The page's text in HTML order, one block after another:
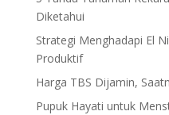
Diketahui
Strategi Menghadapi El
Produktif
Harga TBS Dijamin,
Pupuk Hayati untuk